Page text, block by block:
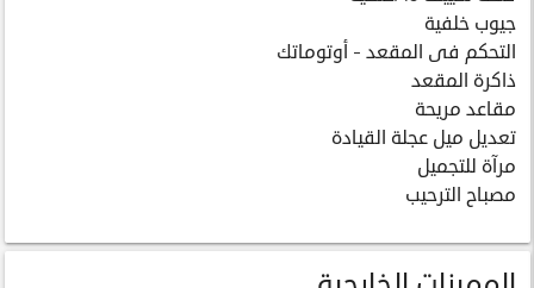
جيوب خلفية
التحكم فى المقعد - أوتوماتك
ذاكرة المقعد
مقاعد مريحة
تعديل ميل عجلة القيادة
مرآة للتجميل
مصباح الترحيب